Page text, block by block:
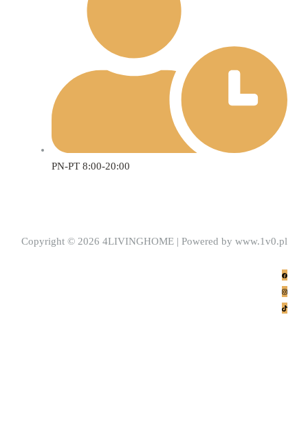
PN-PT 8:00-20:00
Copyright © 2026 4LIVINGHOME | Powered by www.1v0.pl